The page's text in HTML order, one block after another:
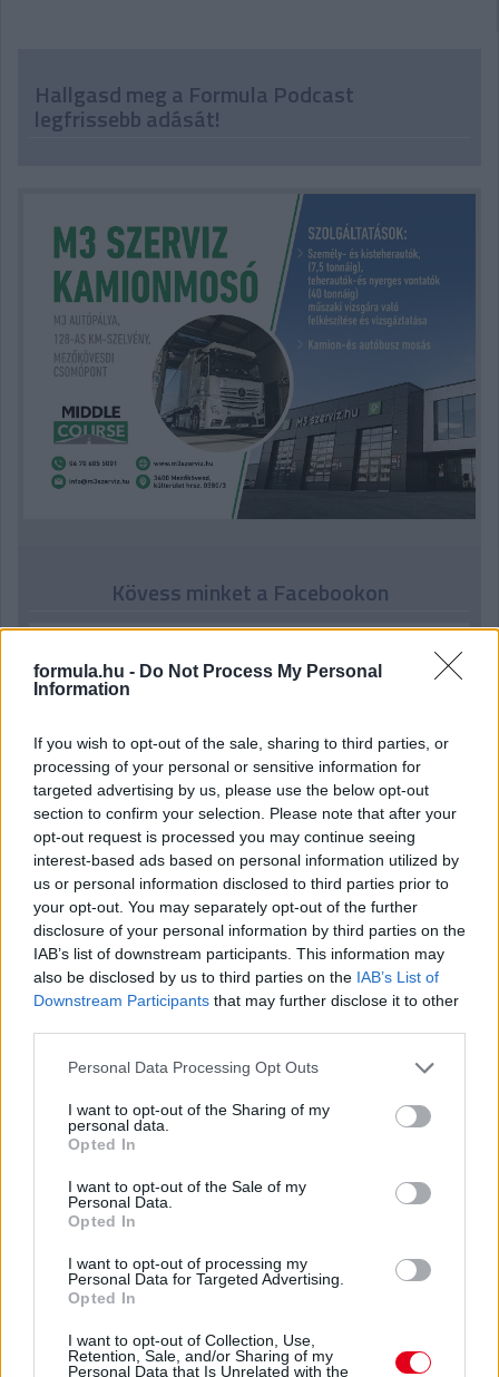
formula.hu - Do Not Process My Personal
Information
If you wish to opt-out of the sale, sharing to third parties, or
processing of your personal or sensitive information for
targeted advertising by us, please use the below opt-out
section to confirm your selection. Please note that after your
opt-out request is processed you may continue seeing
interest-based ads based on personal information utilized by
us or personal information disclosed to third parties prior to
your opt-out. You may separately opt-out of the further
disclosure of your personal information by third parties on the
IAB’s list of downstream participants. This information may
also be disclosed by us to third parties on the IAB’s List of
Downstream Participants that may further disclose it to other
Please note that this website/app uses one or more Google
not limited to your visit or usage behaviour. You may click to
grant or deny consent to Google and its third-party tags to
use your data for below specified purposes in below Google
consent section.
Personal Data Processing Opt Outs
I want to opt-out of the Sharing of my
personal data.
Opted In
I want to opt-out of the Sale of my
Personal Data.
Opted In
I want to opt-out of processing my
Personal Data for Targeted Advertising.
Opted In
I want to opt-out of Collection, Use,
Retention, Sale, and/or Sharing of my
Personal Data that Is Unrelated with the
Hallgasd meg a Formula Podcast
legfrissebb adását!
Kövess minket a Facebookon
Parc Fermé
2 órája
IndyCar: Palou nyert Portlandben, már 100 pont fölött az
előnye
13 órája